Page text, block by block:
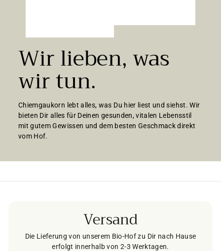
Wir lieben, was
wir tun.
Chiemgaukorn lebt alles, was Du hier liest und siehst. Wir
bieten Dir alles für Deinen gesunden, vitalen Lebensstil
mit gutem Gewissen und dem besten Geschmack direkt
vom Hof.
Versand
Die Lieferung von unserem Bio-Hof zu Dir nach Hause
erfolgt innerhalb von 2-3 Werktagen.